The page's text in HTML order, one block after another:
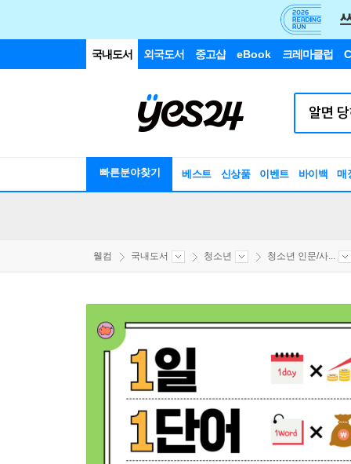
국내도서 외국도서 중고샵 eBook 크레마클럽
빠른분야찾기 베스트 신상품 이벤트 바이백 매
웰컴 국내도서 청소년 청소년 인문/사...